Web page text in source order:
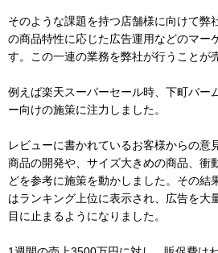
そのような課題を持つ店舗様に向けて弊
の商品特性に応じた広告運用などのマー
す。この一連の業務を弊社が行うことが
例えば楽天スーパーセール時、下町バー
ー向けの施策に注力しました。
レビューに書かれているお客様からの意
商品の開発や、サイズ大きめの商品、衝
どを参考に施策を動かしました。その結
はランキング上位に表示され、広告を大
目に止まるようになりました。